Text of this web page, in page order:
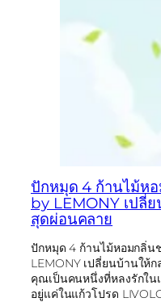
ปักหมุด 4 ก้านไม้ห
by LEMONY เปลี่
สุดผ่อนคลาย
ปักหมุด 4 ก้านไม้หอมกลิ่น
LEMONY เปลี่ยนบ้านให้
คุณเป็นคนหนึ่งที่หลงรักใน
อยู่แค่ในแก้วโปรด